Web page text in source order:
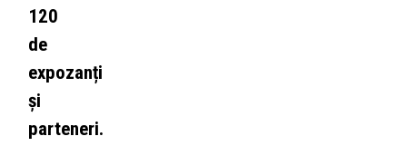
120
de
expozanți
și
parteneri.